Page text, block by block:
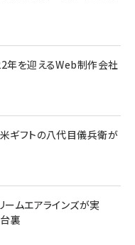
年を迎えるWeb制作会社
ギフトの八代目儀兵衛が
ムエアラインズが実
裏